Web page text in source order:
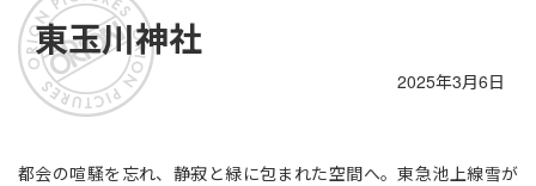
東玉川神社
2025年3月6日
都会の喧騒を忘れ、静寂と緑に包まれた空間へ。東急池上線雪が